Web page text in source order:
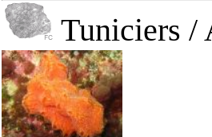
Tuniciers /